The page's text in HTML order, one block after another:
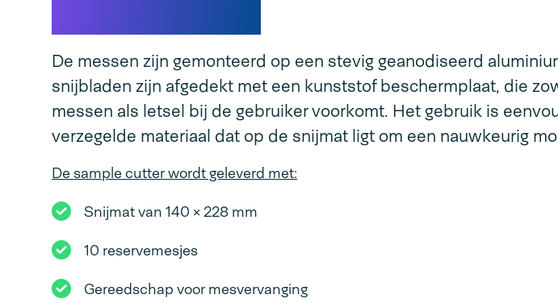
De messen zijn gemonteerd op een stevig geanodiseerd
snijbladen zijn afgedekt met een kunststof beschermplaat, die
messen als letsel bij de gebruiker voorkomt. Het gebruik is
verzegelde materiaal dat op de snijmat ligt om een nauwkeurig
De sample cutter wordt geleverd met:
Snijmat van 140 × 228 mm
10 reservemesjes
Gereedschap voor mesvervanging